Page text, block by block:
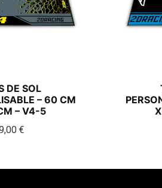
DE SOL
– 60 CM
– V4-5
€